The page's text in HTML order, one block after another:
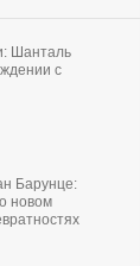
Шанталь
с
Барунце:
новом